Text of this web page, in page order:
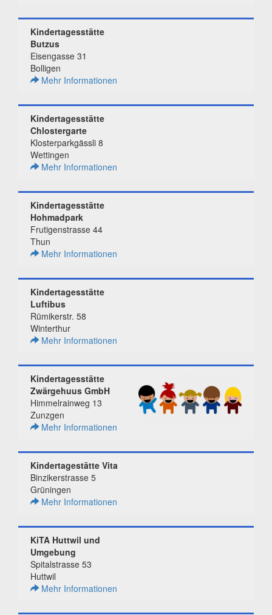
Kindertagesstätte
Butzus
Eisengasse 31
Bolligen
Mehr Informationen
Kindertagesstätte
Chlostergarte
Klosterparkgässli 8
Wettingen
Mehr Informationen
Kindertagesstätte
Hohmadpark
Frutigenstrasse 44
Thun
Mehr Informationen
Kindertagesstätte
Luftibus
Rümikerstr. 58
Winterthur
Mehr Informationen
Kindertagesstätte
Zwärgehuus GmbH
Himmelrainweg 13
Zunzgen
Mehr Informationen
Kindertagestätte Vita
Binzikerstrasse 5
Grüningen
Mehr Informationen
KiTA Huttwil und
Umgebung
Spitalstrasse 53
Huttwil
Mehr Informationen